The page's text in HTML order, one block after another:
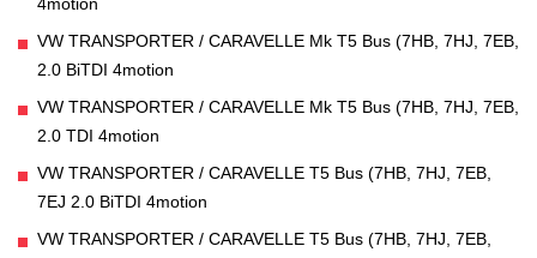
4motion
VW TRANSPORTER / CARAVELLE Mk T5 Bus (7HB, 7HJ, 7EB,
2.0 BiTDI 4motion
VW TRANSPORTER / CARAVELLE Mk T5 Bus (7HB, 7HJ, 7EB,
2.0 TDI 4motion
VW TRANSPORTER / CARAVELLE T5 Bus (7HB, 7HJ, 7EB,
7EJ 2.0 BiTDI 4motion
VW TRANSPORTER / CARAVELLE T5 Bus (7HB, 7HJ, 7EB,